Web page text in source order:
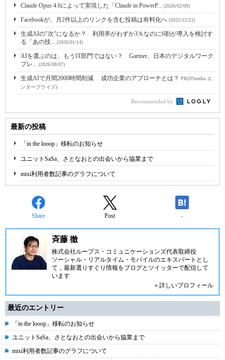
Claude Opus 4.6によって実現した「Claude in PowerP... (2026/02/09)
Facebookが、月2件以上のリンクを含む投稿は有料化へ (2025/12/23)
生成AIの"次"になるか？ 利用率がわずか3％なのに6割が導入を検討す
る「あの技...
(2026/01/14)
AIを選ぶのは、もうIT部門ではない？ Gartner、日本のデジタルワーク
プレ...
(2026/08/07)
生成AIで月間2000時間削減 成功企業のアプローチとは？ PR(ITmedia エ
ンタープライズ)
Recommended by
最新の投稿
「in the looop」移転のお知らせ
ユニットSaSa、さとなおとの出会いから協業まで
mixi利用者数記事のグラフについて
Share Post -
斉藤 徹
株式会社ループス・コミュニケーションズ代表取締役
ソーシャル・リアルタイム・モバイルのエキスパートとし
て，最新選りすぐり情報をブログとツイッターで配信して
います
» 詳しいプロフィール
最近のエントリー
「in the looop」移転のお知らせ
ユニットSaSa、さとなおとの出会いから協業まで
mixi利用者数記事のグラフについて